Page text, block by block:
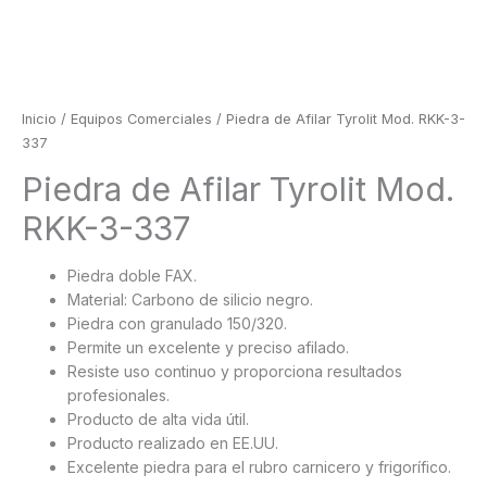
Inicio / Equipos Comerciales / Piedra de Afilar Tyrolit Mod. RKK-3-
337
Piedra de Afilar Tyrolit Mod.
RKK-3-337
Piedra doble FAX.
Material: Carbono de silicio negro.
Piedra con granulado 150/320.
Permite un excelente y preciso afilado.
Resiste uso continuo y proporciona resultados
profesionales.
Producto de alta vida útil.
Producto realizado en EE.UU.
Excelente piedra para el rubro carnicero y frigorífico.